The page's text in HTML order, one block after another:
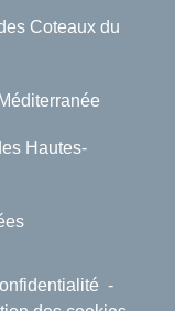
Coteaux du
Hautes-
-